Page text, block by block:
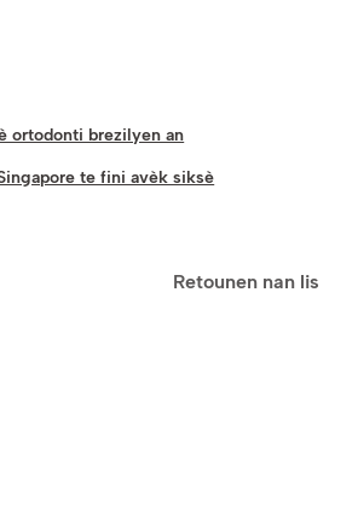
ortodonti brezilyen an
te fini avèk siksè
Retounen nan lis